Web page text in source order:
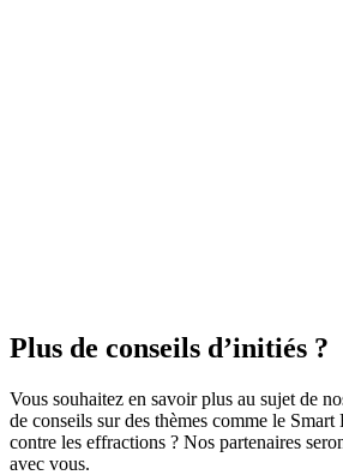
Plus de conseils d’initiés ?
Vous souhaitez en savoir plus au sujet de
de conseils sur des thèmes comme le
contre les effractions ? Nos partenaires
avec vous.